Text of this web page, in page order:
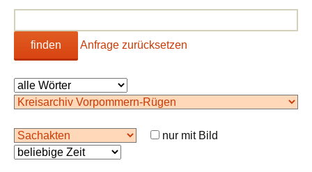
finden Anfrage zurücksetzen
nur mit Bild